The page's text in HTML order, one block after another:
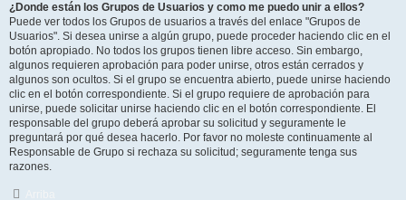
¿Donde están los Grupos de Usuarios y como me puedo unir a ellos?
Puede ver todos los Grupos de usuarios a través del enlace "Grupos de
Usuarios". Si desea unirse a algún grupo, puede proceder haciendo clic en el
botón apropiado. No todos los grupos tienen libre acceso. Sin embargo,
algunos requieren aprobación para poder unirse, otros están cerrados y
algunos son ocultos. Si el grupo se encuentra abierto, puede unirse haciendo
clic en el botón correspondiente. Si el grupo requiere de aprobación para
unirse, puede solicitar unirse haciendo clic en el botón correspondiente. El
responsable del grupo deberá aprobar su solicitud y seguramente le
preguntará por qué desea hacerlo. Por favor no moleste continuamente al
Responsable de Grupo si rechaza su solicitud; seguramente tenga sus
razones.